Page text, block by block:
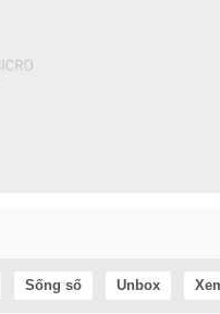
Sống số Unbox